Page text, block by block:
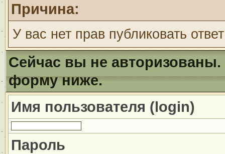
Причина:
У вас нет прав публиковать
Сейчас вы не авторизованы.
форму ниже.
Имя пользователя (login)
Пароль